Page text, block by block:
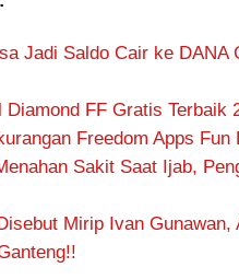
Jadi Saldo Cair ke
Diamond FF Gratis Terbaik
Freedom Apps
Sakit Saat Ijab,
Mirip Ivan